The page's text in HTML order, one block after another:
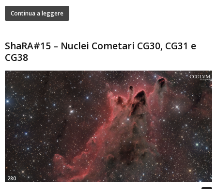
Continua a leggere
ShaRA#15 – Nuclei Cometari CG30, CG31 e
CG38
280